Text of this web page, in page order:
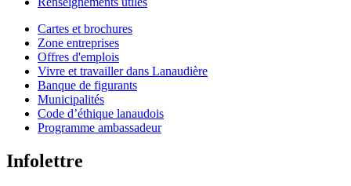
Cartes et brochures
Zone entreprises
Offres d'emplois
Vivre et travailler dans Lanaudière
Banque de figurants
Municipalités
Code d’éthique lanaudois
Programme ambassadeur
Infolettre